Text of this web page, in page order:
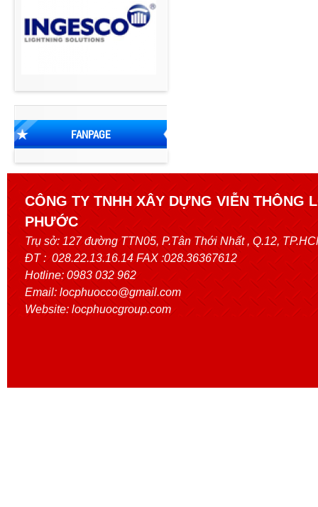
FANPAGE
CÔNG TY TNHH XÂY DỰNG VIỄN THÔNG
PHƯỚC
Trụ sở: 127 đường TTN05, P.Tân Thới Nhất, Q.12,
ĐT : 028.22.13.16.14 FAX :028.36367612
Hotline: 0983 032 962
Email: locphuocco@gmail.com
Website: locphuocgroup.com